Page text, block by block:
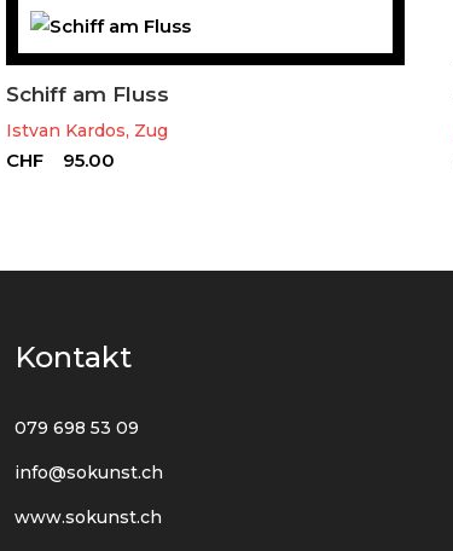
Schiff am Fluss
Istvan Kardos, Zug
CHF 95.00
Kontakt
079 698 53 09
info@sokunst.ch
www.sokunst.ch